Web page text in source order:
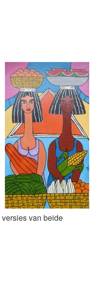
van beide